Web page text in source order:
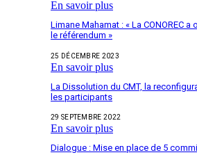
En savoir plus
Limane Mahamat : « La CONOREC
le référendum »
25 DÉCEMBRE 2023
En savoir plus
La Dissolution du CMT, la
les participants
29 SEPTEMBRE 2022
En savoir plus
Dialogue : Mise en place de 5